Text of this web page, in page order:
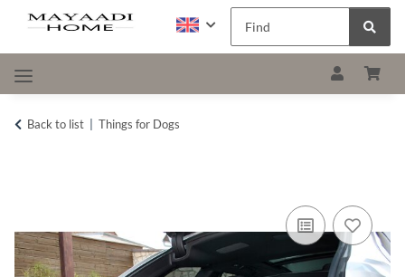
Back to list Things for Dogs